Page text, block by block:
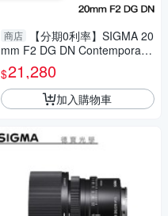
商店
【分期0利率】SIGMA 20
mm F2 DG DN Contemporary
For SONY E Mount 恆伸公司
貨 德寶光學 大光圈 雲海季
$21,280
加入購物車